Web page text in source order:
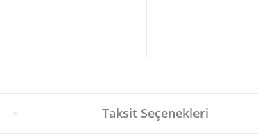
Taksit Seçenekleri